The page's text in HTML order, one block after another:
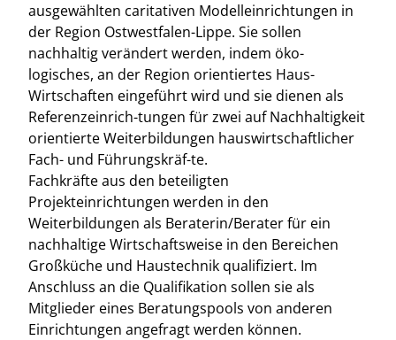
ausgewählten caritativen Modelleinrichtungen in
der Region Ostwestfalen-Lippe. Sie sollen
nachhaltig verändert werden, indem öko-
logisches, an der Region orientiertes Haus-
Wirtschaften eingeführt wird und sie dienen als
Referenzeinrich-tungen für zwei auf Nachhaltigkeit
orientierte Weiterbildungen hauswirtschaftlicher
Fach- und Führungskräf-te.
Fachkräfte aus den beteiligten
Projekteinrichtungen werden in den
Weiterbildungen als Beraterin/Berater für ein
nachhaltige Wirtschaftsweise in den Bereichen
Großküche und Haustechnik qualifiziert. Im
Anschluss an die Qualifikation sollen sie als
Mitglieder eines Beratungspools von anderen
Einrichtungen angefragt werden können.